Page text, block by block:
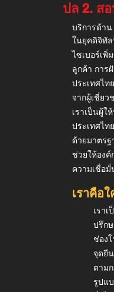
ปล 2. ส
บริการด้า
ในยุคดิจิทั
ไซเบอร์เพิ่
ลูกค้า การ
ประเทศไท
จากผู้เชี่ยว
เราเป็นผู้ใ
ประเทศไท
ด้วยมาตรฐ
ช่วยให้อง
ความเชื่อ
เราคือใ
เรา
ปรึก
ช่อง
จุดยื
ตาม
รูปแ